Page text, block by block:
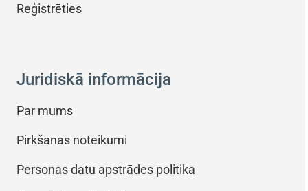
Reģistrēties
Juridiskā informācija
Par mums
Pirkšanas noteikumi
Personas datu apstrādes politika